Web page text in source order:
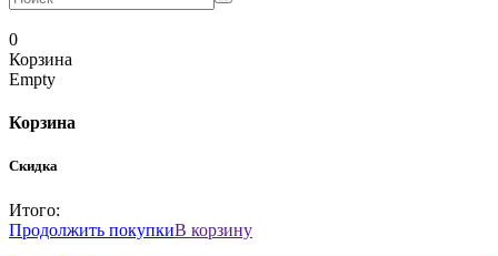
0
Корзина
Empty
Корзина
Скидка
Итого:
Продолжить покупкиВ корзину